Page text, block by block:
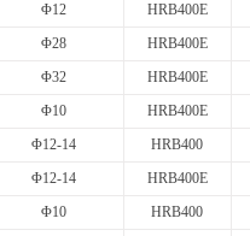
Φ12 HRB400E
Φ28 HRB400E
Φ32 HRB400E
Φ10 HRB400E
Φ12-14 HRB400
Φ12-14 HRB400E
Φ10 HRB400